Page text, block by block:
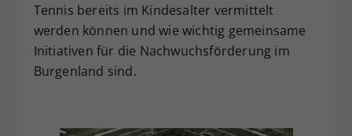
Tennis bereits im Kindesalter vermittelt
werden können und wie wichtig gemeinsame
Initiativen für die Nachwuchsförderung im
Burgenland sind.